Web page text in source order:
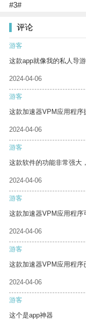
#3#
评论
游客
这款app就像我的私人导
2024-04-06
游客
这款加速器VPM应用程序
2024-04-06
游客
这款软件的功能非常强大
2024-04-06
游客
这款加速器VPM应用程序
2024-04-06
游客
这款加速器VPM应用程序
2024-04-06
游客
这个是app神器